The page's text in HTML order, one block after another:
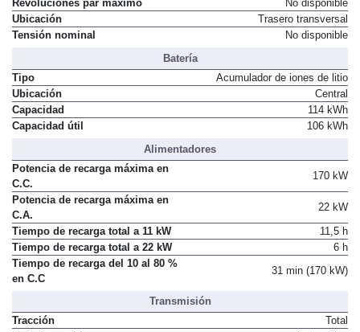
Revoluciones par máximo
No disponible
Ubicación
Trasero transversal
Tensión nominal
No disponible
Batería
Tipo
Acumulador de iones de litio
Ubicación
Central
Capacidad
114 kWh
Capacidad útil
106 kWh
Alimentadores
Potencia de recarga máxima en
C.C.
170 kW
Potencia de recarga máxima en
C.A.
22 kW
Tiempo de recarga total a 11 kW
11,5 h
Tiempo de recarga total a 22 kW
6 h
Tiempo de recarga del 10 al 80 %
en C.C
31 min (170 kW)
Transmisión
Tracción
Total